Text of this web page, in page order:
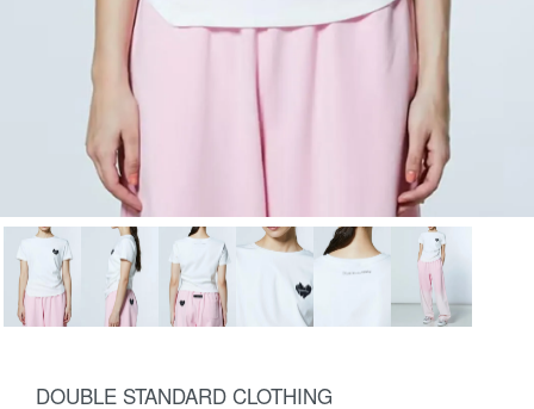
DOUBLE STANDARD CLOTHING